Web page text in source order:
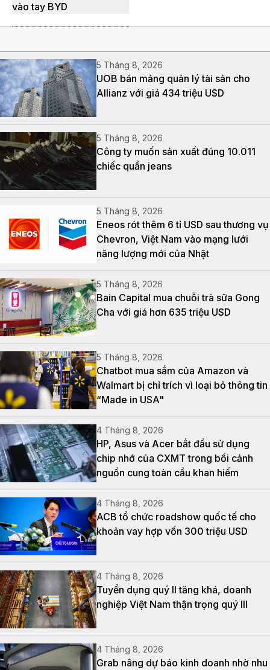
vào tay BYD
5 Tháng 8, 2026
UOB bán mảng quản lý tài sản cho
Allianz với giá 434 triệu USD
5 Tháng 8, 2026
Công ty muốn sản xuất đúng 10.011
chiếc quần jeans
5 Tháng 8, 2026
Eneos rót thêm 6 tỉ USD sau thương vụ
Chevron, Việt Nam vào mạng lưới
năng lượng mới của Nhật
5 Tháng 8, 2026
Bain Capital mua chuỗi trà sữa Gong
Cha với giá hơn 635 triệu USD
5 Tháng 8, 2026
Chatbot mua sắm của Amazon và
Walmart bị chỉ trích vì loại bỏ thông tin
“Made in USA"
4 Tháng 8, 2026
HP, Asus và Acer bắt đầu sử dụng
chip nhớ của CXMT trong bối cảnh
nguồn cung toàn cầu khan hiếm
4 Tháng 8, 2026
ACB tổ chức roadshow quốc tế cho
khoản vay hợp vốn 300 triệu USD
4 Tháng 8, 2026
Tuyển dụng quý II tăng khá, doanh
nghiệp Việt Nam thận trọng quý III
4 Tháng 8, 2026
Grab nâng dự báo kinh doanh nhờ nhu